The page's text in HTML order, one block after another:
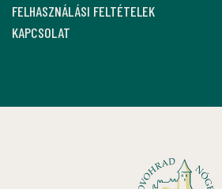
FELHASZNÁLÁSI FELTÉTELEK
KAPCSOLAT